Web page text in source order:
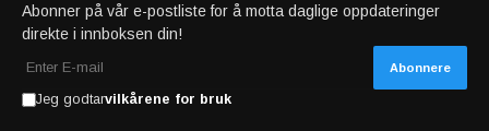
Abonner på vår e-postliste for å motta daglige oppdateringer
direkte i innboksen din!
Jeg godtarvilkårene for bruk